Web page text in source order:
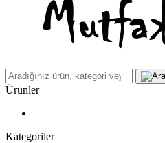
Ürünler
Kategoriler